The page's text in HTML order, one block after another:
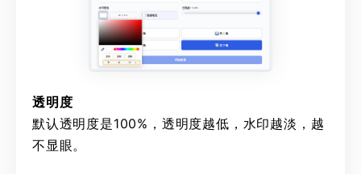
透明度
默认透明度是100%，透明度越低，水印越淡，越
不显眼。